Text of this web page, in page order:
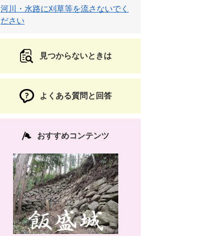
河川・水路に刈草等を流さないでく
ださい
見つからないときは
よくある質問と回答
おすすめコンテンツ